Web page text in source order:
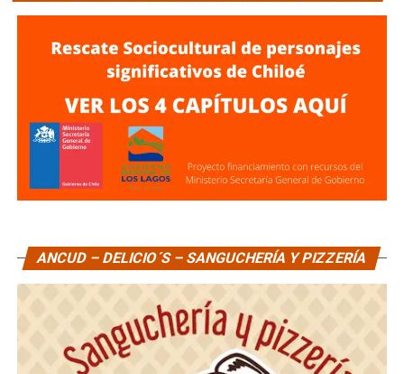
ANCUD – DELICIO´S – SANGUCHERÍA Y PIZZERÍA